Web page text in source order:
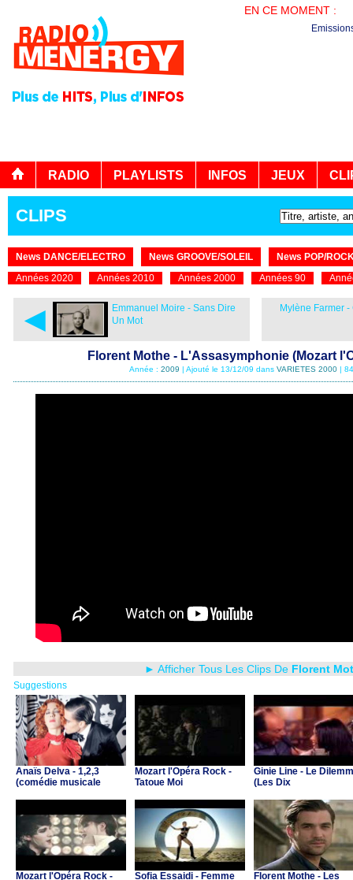
EN CE MOMENT :
RADIO PLAYLISTS INFOS JEUX
CLIPS
News DANCE/ELECTRO News GROOVE/SOLEIL
News POP/
Années 2020
Années 2010 Années 2000 Années 90
◄
Emmanuel Moire - Sans Dire
Un Mot
Mylène Farmer -
Florent Mothe - L'Assasymphonie (Mozart
Année : 2009 | Ajouté le 13/12/09 dans VARIETES 2000|
► Afficher Tous Les Clips De Florent
Suggestions
Anaïs Delva - 1,2,3
(comédie musicale
Mozart l'Opéra Rock -
Tatoue Moi
Ginie Line - Le
(Les Dix
Mozart l'Opéra Rock -
Sofia Essaidi - Femme
Florent Mothe - Les